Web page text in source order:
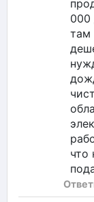
000
там
что